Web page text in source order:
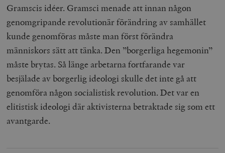
Gramscis idéer. Gramsci menade att innan någon
genomgripande revolutionär förändring av samhället
kunde genomföras måste man först förändra
människors sätt att tänka. Den ”borgerliga hegemonin”
måste brytas. Så länge arbetarna fortfarande var
besjälade av borgerlig ideologi skulle det inte gå att
genomföra någon socialistisk revolution. Det var en
elitistisk ideologi där aktivisterna betraktade sig som ett
avantgarde.